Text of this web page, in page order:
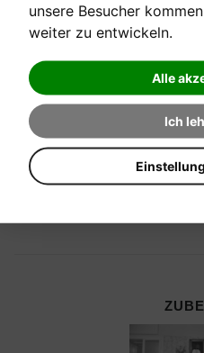
unsere Besucher
weiter zu entwickeln.
Alle
Ich
CEMBALI,